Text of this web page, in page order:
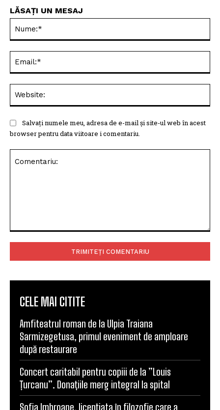
LĂSAȚI UN MESAJ
Salvați numele meu, adresa de e-mail și site-ul web în acest
browser pentru data viitoare i comentariu.
CELE MAI CITITE
Amfiteatrul roman de la Ulpia Traiana
Sarmizegetusa, primul eveniment de amploare
după restaurare
Concert caritabil pentru copiii de la ”Louis
Țurcanu”. Donațiile merg integral la spital
Sofia Imbroane, licențiata în filozofie care a